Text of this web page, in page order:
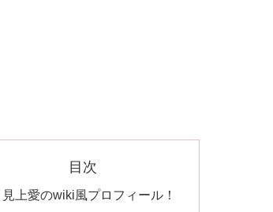
目次
見上愛のwiki風プロフィール！